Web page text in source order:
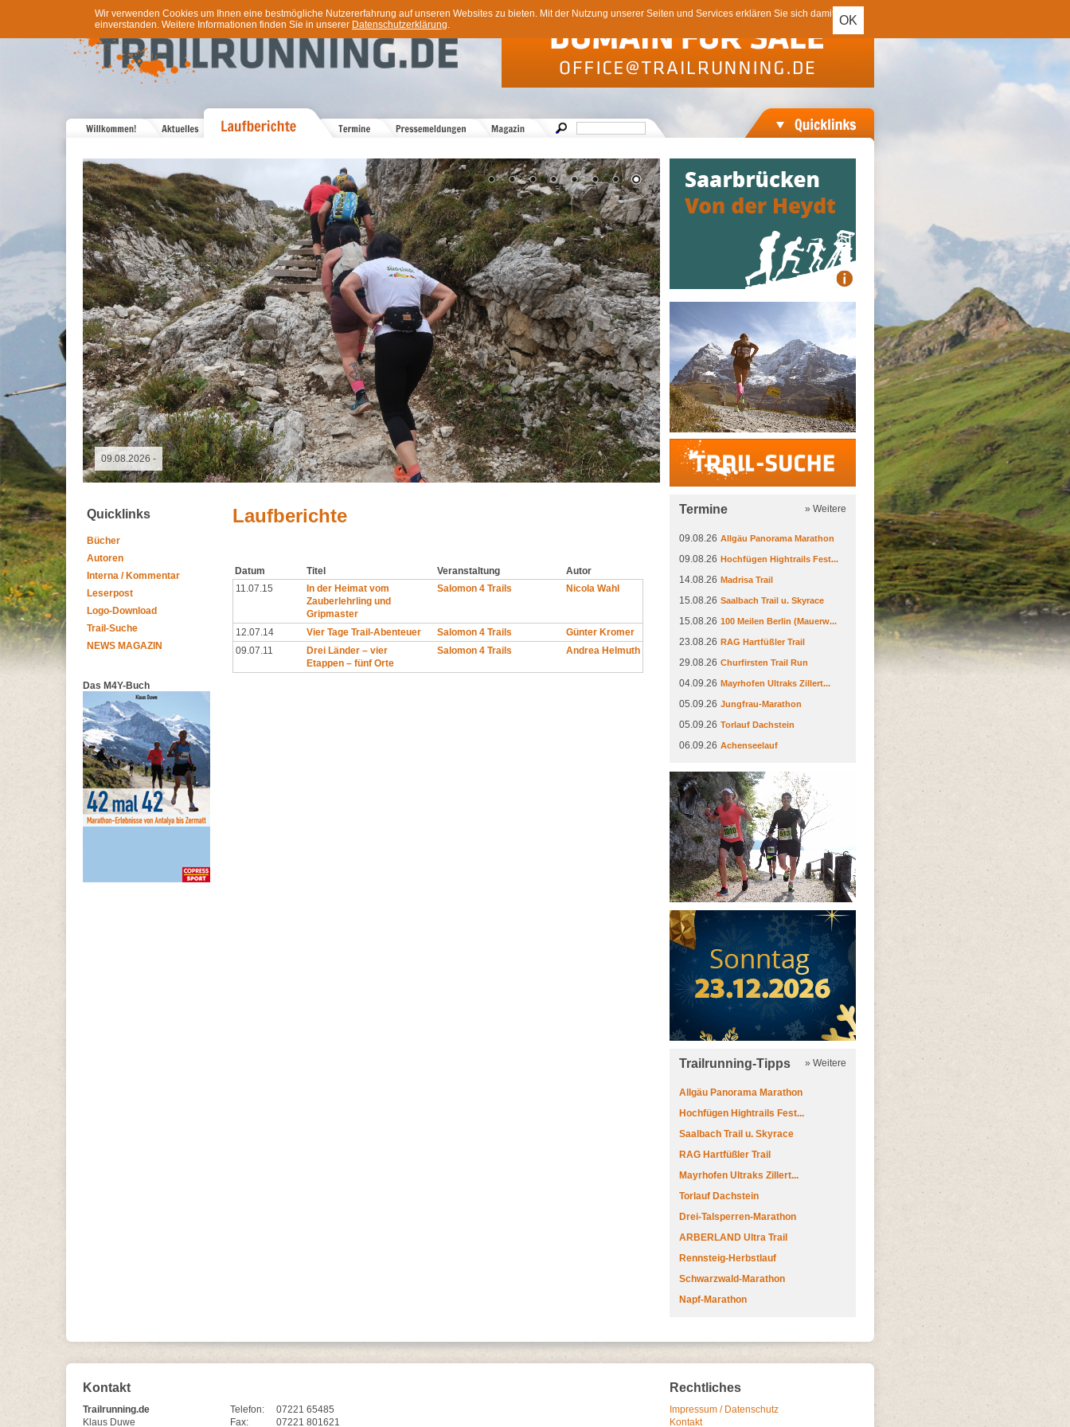
OK
Wir verwenden Cookies um Ihnen eine bestmögliche Nutzererfahrung auf unseren Websites zu bieten. Mit der Nutzung unserer Seiten und Services erklären Sie sich damit
einverstanden. Weitere Informationen finden Sie in unserer Datenschutzerklärung.
09.05.2026 - GutsMuths-Rennsteiglauf
Trail-Suche
Quicklinks
Bücher
Autoren
Interna / Kommentar
Leserpost
Logo-Download
Trail-Suche
NEWS MAGAZIN
Das M4Y-Buch
Laufberichte
Datum Titel Veranstaltung
Autor
11.07.15
In der Heimat vom
Zauberlehrling und
Gripmaster
Salomon 4 Trails Nicola Wahl
12.07.14 Vier Tage Trail-Abenteuer Salomon 4 Trails
Günter Kromer
09.07.11
Drei Länder – vier
Etappen – fünf Orte
Salomon 4 Trails Andrea Helmuth
Termine » Weitere
09.08.26 Allgäu Panorama Marathon
09.08.26 Hochfügen Hightrails Fest...
14.08.26 Madrisa Trail
15.08.26 Saalbach Trail u. Skyrace
15.08.26 100 Meilen Berlin (Mauerw...
23.08.26 RAG Hartfüßler Trail
29.08.26 Churfirsten Trail Run
04.09.26 Mayrhofen Ultraks Zillert...
05.09.26 Jungfrau-Marathon
05.09.26 Torlauf Dachstein
06.09.26 Achenseelauf
Trailrunning-Tipps » Weitere
Allgäu Panorama Marathon
Hochfügen Hightrails Fest...
Saalbach Trail u. Skyrace
RAG Hartfüßler Trail
Mayrhofen Ultraks Zillert...
Torlauf Dachstein
Drei-Talsperren-Marathon
ARBERLAND Ultra Trail
Rennsteig-Herbstlauf
Schwarzwald-Marathon
Napf-Marathon
Kontakt
Trailrunning.de
Klaus Duwe
Telefon:
07221 65485
Fax:
07221 801621
Rechtliches
Impressum / Datenschutz
Kontakt